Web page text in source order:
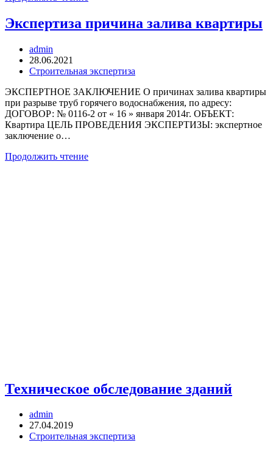
квартиры
Экспертиза причина залива квартиры
Автор
записи:
admin
Запись
опубликована:
28.06.2021
Рубрика
Строительная экспертиза
ЭКСПЕРТНОЕ ЗАКЛЮЧЕНИЕ О причинах залива квартиры
при разрыве труб горячего водоснабжения, по адресу:
ДОГОВОР: № 0116-2 от « 16 » января 2014г. ОБЪЕКТ:
Квартира ЦЕЛЬ ПРОВЕДЕНИЯ ЭКСПЕРТИЗЫ: экспертное
заключение о…
Продолжить чтениеЭкспертиза
Техническое обследование зданий
Автор
записи:
admin
Запись
опубликована:
27.04.2019
Рубрика
Строительная экспертиза